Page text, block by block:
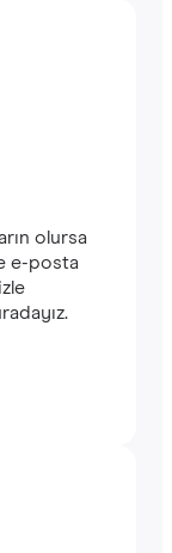
olursa
e-posta